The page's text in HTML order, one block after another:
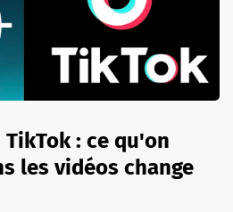
: ce qu'on
les vidéos change